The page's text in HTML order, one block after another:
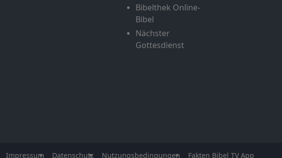
Bibelthek Online-
Bibel
Nächster
Gottesdienst
Impressum Datenschutz Nutzungsbedingungen Fakten Bibel TV App